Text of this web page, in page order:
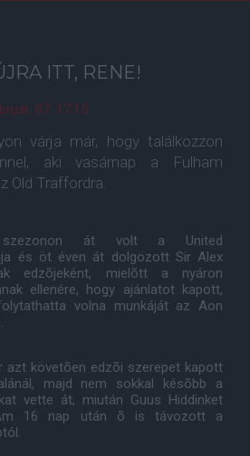
ITT, RENE!
07. 17:15
várja már, hogy találkozzon
aki vasárnap a Fulham
Old Traffordra.
szezonon át volt a United
és öt éven át dolgozott Sir Alex
edzõjeként, mielõtt a nyáron
ellenére, hogy ajánlatot kapott,
volna munkáját az Aon
azt követõen edzõi szerepet kapott
majd nem sokkal késõbb a
vette át, miután Guus Hiddinket
16 nap után õ is távozott a